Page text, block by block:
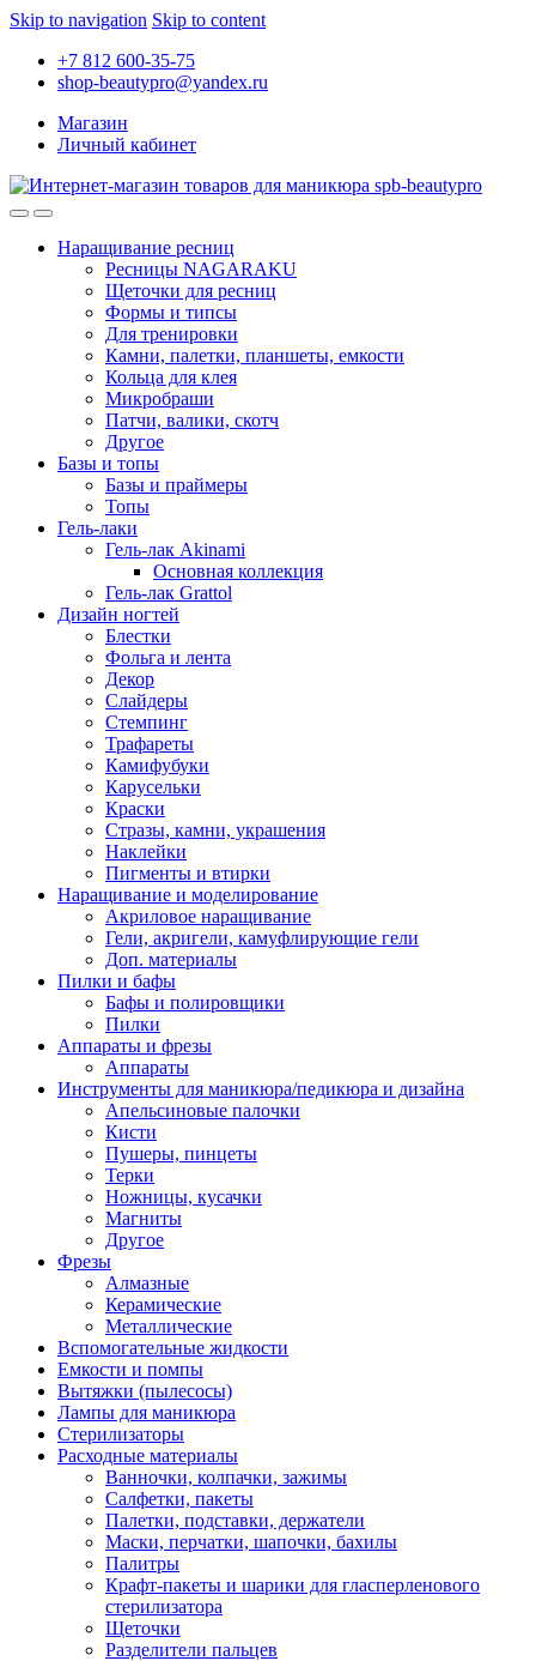
Skip to navigation Skip to content
+7 812 600-35-75
shop-beautypro@yandex.ru
Магазин
Личный кабинет
Наращивание ресниц
Ресницы NAGARAKU
Щеточки для ресниц
Формы и типсы
Для тренировки
Камни, палетки, планшеты, емкости
Кольца для клея
Микробраши
Патчи, валики, скотч
Другое
Базы и топы
Базы и праймеры
Топы
Гель-лаки
Гель-лак Akinami
Основная коллекция
Гель-лак Grattol
Дизайн ногтей
Блестки
Фольга и лента
Декор
Слайдеры
Стемпинг
Трафареты
Камифубуки
Карусельки
Краски
Стразы, камни, украшения
Наклейки
Пигменты и втирки
Наращивание и моделирование
Акриловое наращивание
Гели, акригели, камуфлирующие гели
Доп. материалы
Пилки и бафы
Бафы и полировщики
Пилки
Аппараты и фрезы
Аппараты
Инструменты для маникюра/педикюра и дизайна
Апельсиновые палочки
Кисти
Пушеры, пинцеты
Терки
Ножницы, кусачки
Магниты
Другое
Фрезы
Алмазные
Керамические
Металлические
Вспомогательные жидкости
Емкости и помпы
Вытяжки (пылесосы)
Лампы для маникюра
Стерилизаторы
Расходные материалы
Ванночки, колпачки, зажимы
Салфетки, пакеты
Палетки, подставки, держатели
Маски, перчатки, шапочки, бахилы
Палитры
Крафт-пакеты и шарики для гласперленового
стерилизатора
Щеточки
Разделители пальцев